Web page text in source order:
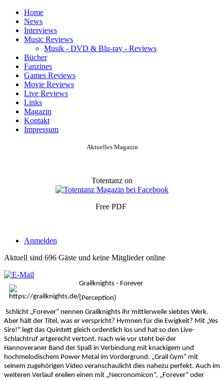
Home
News
Interviews
Music Reviews
Musik - DVD & Blu-ray - Reviews
Bücher
Fanzines
Games Reviews
Movie Reviews
Live Reviews
Links
Magazin
Kontakt
Impressum
Aktuelles Magazin
Totentanz on
Free PDF
Anmelden
Aktuell sind 696 Gäste und keine Mitglieder online
Grailknights - Forever
(Perception)
Schlicht „Forever“ nennen Grailknights ihr mittlerweile siebtes Werk.
Aber hält der Titel, was er verspricht? Hymnen für die Ewigkeit? Mit „Yes
Sire!“ legt das Quintett gleich ordentlich los und hat so den Live-
Schlachtruf artgerecht vertont. Nach wie vor steht bei der
Hannoveraner Band der Spaß in Verbindung mit knackigem und
hochmelodischem Power Metal im Vordergrund. „Grail Gym“ mit
seinem zugehörigen Video veranschaulicht dies nahezu perfekt. Auch im
weiteren Verlauf ereilen einen mit „Necronomicon“, „Forever“ oder